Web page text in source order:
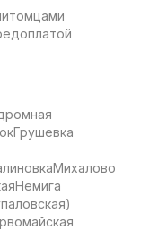
Грушевка
Михалово
Немига